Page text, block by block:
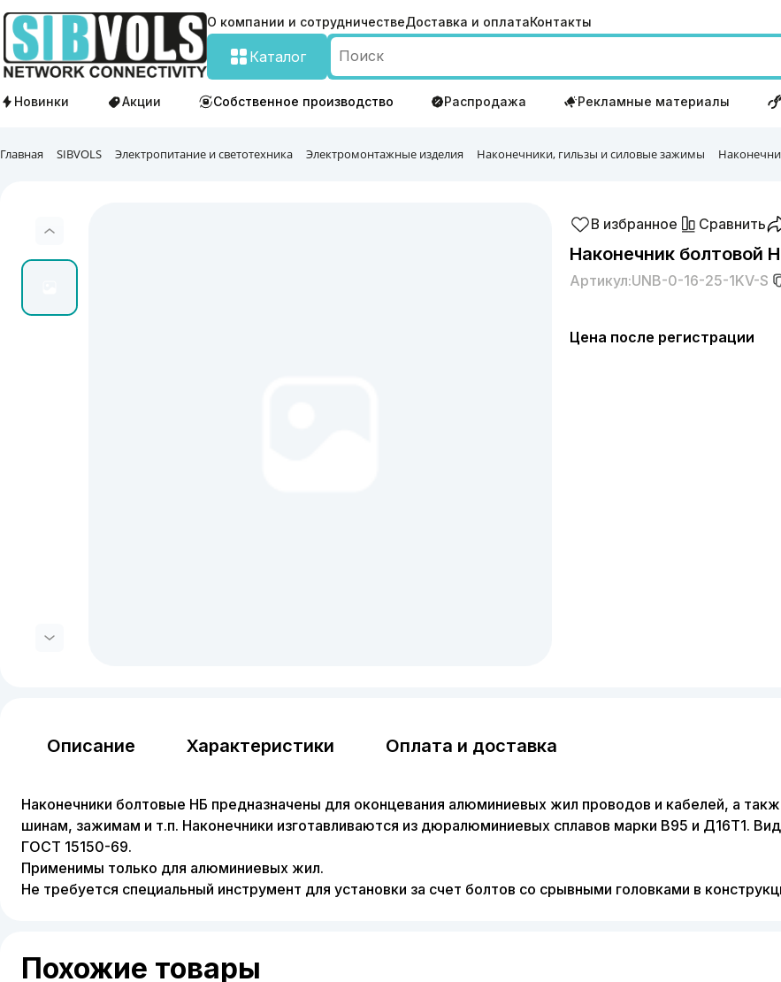
О компании и сотрудничествеДоставка и оплатаКонтакты
Каталог
Новинки Акции Собственное производство Распродажа Рекламные материалы
Главная SIBVOLS Электропитание и светотехника Электромонтажные изделия Наконечники, гильзы и силовые зажимы
В избранное Сравнить
Наконечник болтовой
Артикул:UNB-0-16-25-1KV-S
Цена после регистрации
Описание Характеристики Оплата и доставка
Наконечники болтовые НБ предназначены для оконцевания алюминиевых жил проводов и кабелей, а
шинам, зажимам и т.п. Наконечники изготавливаются из дюралюминиевых сплавов марки В95 и Д16Т1.
ГОСТ 15150-69.
Применимы только для алюминиевых жил.
Не требуется специальный инструмент для установки за счет болтов со срывными головками в
Похожие товары